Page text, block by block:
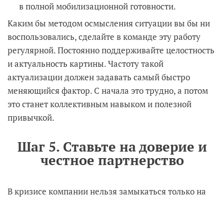
в полной мобилизационной готовности.
Каким бы методом осмысления ситуации вы бы ни
воспользовались, сделайте в команде эту работу
регулярной. Постоянно поддерживайте целостность
и актуальность картины. Частоту такой
актуализации должен задавать самый быстро
меняющийся фактор. С начала это трудно, а потом
это станет коллективным навыком и полезной
привычкой.
Шаг 5. Ставьте на доверие и
честное партнерство
В кризисе компании нельзя замыкаться только на